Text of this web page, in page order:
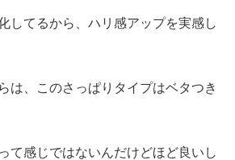
してるから、ハリ感アップを実感し
は、このさっぱりタイプはベタつき
て感じではないんだけどほど良いし